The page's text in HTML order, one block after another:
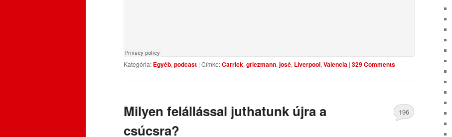
Kategória: Egyéb, podcast | Címke:Carrick, griezmann, josé, Liverpool, Valencia | 329 Comments
Milyen felállással juthatunk újra a
csúcsra?
196